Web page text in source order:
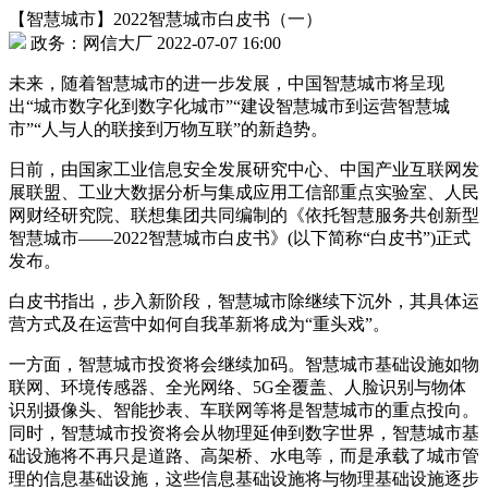
【智慧城市】2022智慧城市白皮书（一）
政务：网信大厂 2022-07-07 16:00
未来，随着智慧城市的进一步发展，中国智慧城市将呈现
出“城市数字化到数字化城市”“建设智慧城市到运营智慧城
市”“人与人的联接到万物互联”的新趋势。
日前，由国家工业信息安全发展研究中心、中国产业互联网发
展联盟、工业大数据分析与集成应用工信部重点实验室、人民
网财经研究院、联想集团共同编制的《依托智慧服务共创新型
智慧城市——2022智慧城市白皮书》(以下简称“白皮书”)正式
发布。
白皮书指出，步入新阶段，智慧城市除继续下沉外，其具体运
营方式及在运营中如何自我革新将成为“重头戏”。
一方面，智慧城市投资将会继续加码。智慧城市基础设施如物
联网、环境传感器、全光网络、5G全覆盖、人脸识别与物体
识别摄像头、智能抄表、车联网等将是智慧城市的重点投向。
同时，智慧城市投资将会从物理延伸到数字世界，智慧城市基
础设施将不再只是道路、高架桥、水电等，而是承载了城市管
理的信息基础设施，这些信息基础设施将与物理基础设施逐步